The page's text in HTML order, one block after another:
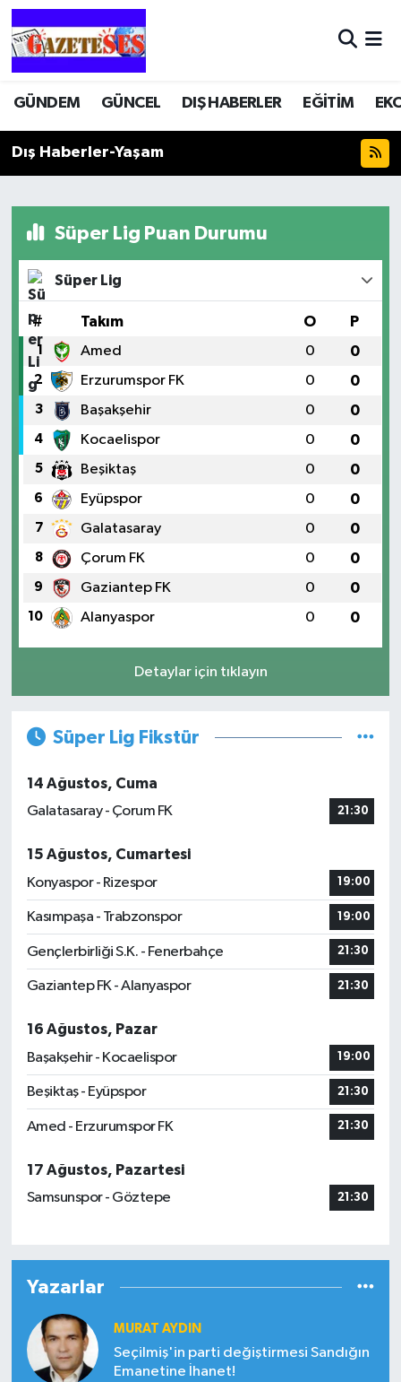
GÜNDEM GÜNCEL DIŞ HABERLER EĞİTİM
Dış Haberler-Yaşam
Süper Lig Puan Durumu
Süper Lig
# Takım O P
1 Amed 0 0
2 Erzurumspor FK 0 0
3 Başakşehir 0 0
4 Kocaelispor 0 0
5 Beşiktaş 0 0
6 Eyüpspor 0 0
7 Galatasaray 0 0
8 Çorum FK 0 0
9 Gaziantep FK 0 0
10 Alanyaspor 0 0
Detaylar için tıklayın
Süper Lig Fikstür
14 Ağustos, Cuma
Galatasaray - Çorum FK
21:30
15 Ağustos, Cumartesi
Konyaspor - Rizespor
19:00
Kasımpaşa - Trabzonspor 19:00
Gençlerbirliği S.K. - Fenerbahçe 21:30
Gaziantep FK - Alanyaspor 21:30
16 Ağustos, Pazar
Başakşehir - Kocaelispor
19:00
Beşiktaş - Eyüpspor 21:30
Amed - Erzurumspor FK 21:30
17 Ağustos, Pazartesi
Samsunspor - Göztepe
21:30
Yazarlar
MURAT AYDIN
Seçilmiş'in parti değiştirmesi Sandığın
Emanetine İhanet!